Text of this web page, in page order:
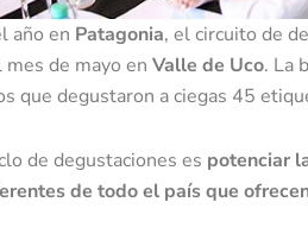
año en Patagonia, el circuito de
mes de mayo en Valle de Uco. La
que degustaron a ciegas 45
de degustaciones es potenciar
de todo el país que